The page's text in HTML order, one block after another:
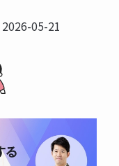
2026-05-21